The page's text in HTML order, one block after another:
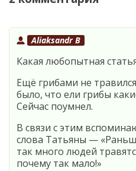
Aliaksandr B
Какая любопытная
Ещё грибами не
было, что ели грибы
Сейчас поумнел.
В связи с этим
слова Татьяны —
так много людей
почему так мало!»